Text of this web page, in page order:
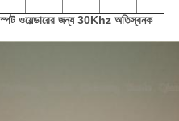
ওয়েল্ডারের জন্য 30Khz অতিস্বনক